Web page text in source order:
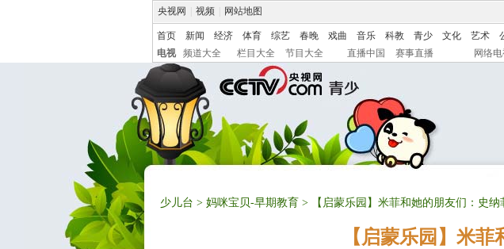
央视网 视频 网站地图
首页 新闻 经济 体育 综艺 春晚 戏曲 音乐 科教 青少 文化 艺术
电视
频道大全 栏目大全 节目大全 直播中国 赛事直播 网络
少儿台 > 妈咪宝贝-早期教育 > 【启蒙乐园】米菲和她的朋友们：史纳
【启蒙乐园】米